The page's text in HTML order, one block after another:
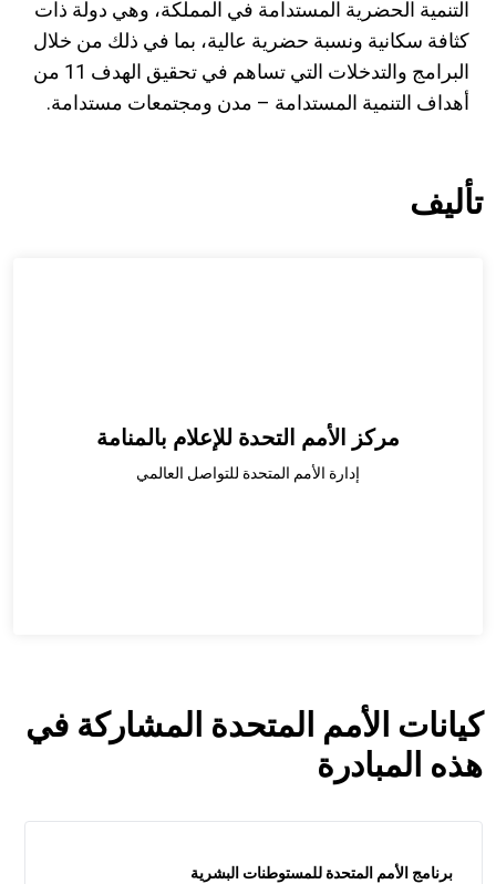
التنمية الحضرية المستدامة في المملكة، وهي دولة ذات
كثافة سكانية ونسبة حضرية عالية، بما في ذلك من خلال
البرامج والتدخلات التي تساهم في تحقيق الهدف 11 من
أهداف التنمية المستدامة – مدن ومجتمعات مستدامة.
تأليف
مركز الأمم التحدة للإعلام بالمنامة
إدارة الأمم المتحدة للتواصل العالمي
كيانات الأمم المتحدة المشاركة في
هذه المبادرة
برنامج الأمم المتحدة للمستوطنات البشرية